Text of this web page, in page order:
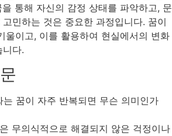
통해 자신의 감정 상태를 파악하고, 문
민하는 것은 중요한 과정입니다. 꿈이
울이고, 이를 활용하여 현실에서의 변화
다.
는 꿈이 자주 반복되면 무슨 의미인가
무의식적으로 해결되지 않은 걱정이나